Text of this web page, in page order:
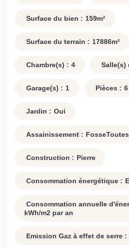
Surface du bien : 159m²
Surface du terrain : 17886m²
Chambre(s) : 4 Salle(s)
Garage(s) : 1 Pièces : 6
Jardin : Oui
Assainissement :
Construction : Pierre
Consommation énergétique : E
Consommation annuelle
kWh/m2 par an
Emission Gaz à effet de serre :